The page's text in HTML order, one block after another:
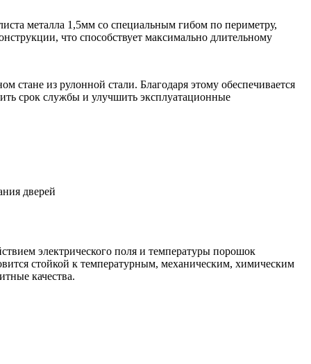
металла 1,5мм со специальным гибом по периметру,
что способствует максимально длительному
стане из рулонной стали. Благодаря этому обеспечивается
срок службы и улучшить эксплуатационные
дверей
электрического поля и температуры порошок
стойкой к температурным, механическим, химическим
качества.